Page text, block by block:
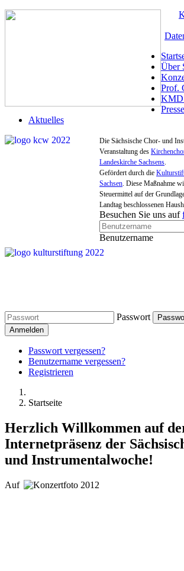
Über
Prof.
KMD
Presse
Aktuelles
Die Sächsische Chor- und
Veranstaltung des
Landeskirche Sachsens.
Gefördert durch die
Sachsen. Diese Maßnahme
Steuermittel auf der
Landtag beschlossenen
Besuchen Sie uns auf
Benutzername
Passwort
Anmelden
Passwort vergessen?
Benutzername vergessen?
Registrieren
Startseite
Herzlich Willkommen auf
Internetpräsenz der
und Instrumentalwoche!
Auf